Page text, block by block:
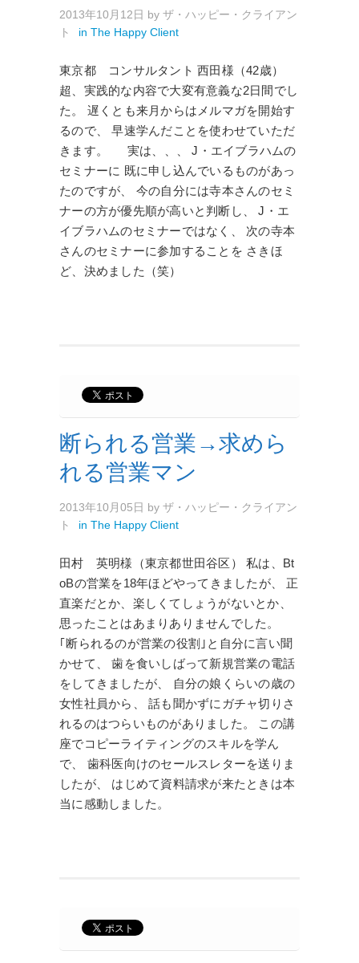
2013年10月12日 by ザ・ハッピー・クライアン
ト
in The Happy Client
東京都 コンサルタント 西田様（42歳）
超、実践的な内容で大変有意義な2日間でし
た。 遅くとも来月からはメルマガを開始す
るので、 早速学んだことを使わせていただ
きます。 実は、、、 J・エイブラハムの
セミナーに 既に申し込んでいるものがあっ
たのですが、 今の自分には寺本さんのセミ
ナーの方が優先順が高いと判断し、 J・エ
イブラハムのセミナーではなく、 次の寺本
さんのセミナーに参加することを さきほ
ど、決めました（笑）
断られる営業→求めら
れる営業マン
2013年10月05日 by ザ・ハッピー・クライアン
ト
in The Happy Client
田村 英明様（東京都世田谷区） 私は、Bt
oBの営業を18年ほどやってきましたが、 正
直楽だとか、楽しくてしょうがないとか、
思ったことはあまりありませんでした。
｢断られるのが営業の役割｣と自分に言い聞
かせて、 歯を食いしばって新規営業の電話
をしてきましたが、 自分の娘くらいの歳の
女性社員から、 話も聞かずにガチャ切りさ
れるのはつらいものがありました。 この講
座でコピーライティングのスキルを学ん
で、 歯科医向けのセールスレターを送りま
したが、 はじめて資料請求が来たときは本
当に感動しました。